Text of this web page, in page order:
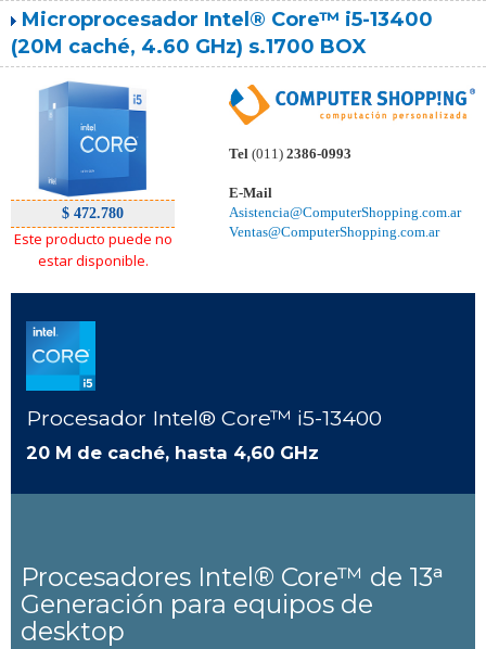
Microprocesador Intel® Core™ i5-13400
(20M caché, 4.60 GHz) s.1700 BOX
$ 472.780
Este producto puede no
estar disponible.
Tel (011) 2386-0993
E-Mail
Asistencia@ComputerShopping.com.ar
Ventas@ComputerShopping.com.ar
Procesador Intel® Core™ i5-13400
20 M de caché, hasta 4,60 GHz
Procesadores Intel® Core™ de 13ᵃ
Generación para equipos de
desktop